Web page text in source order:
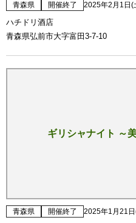
青森県 開催終了 2025年2月1日(
ハチドリ酒店
青森県弘前市大字富田3-7-10
ギリシャナイト ～
青森県 開催終了 2025年1月21